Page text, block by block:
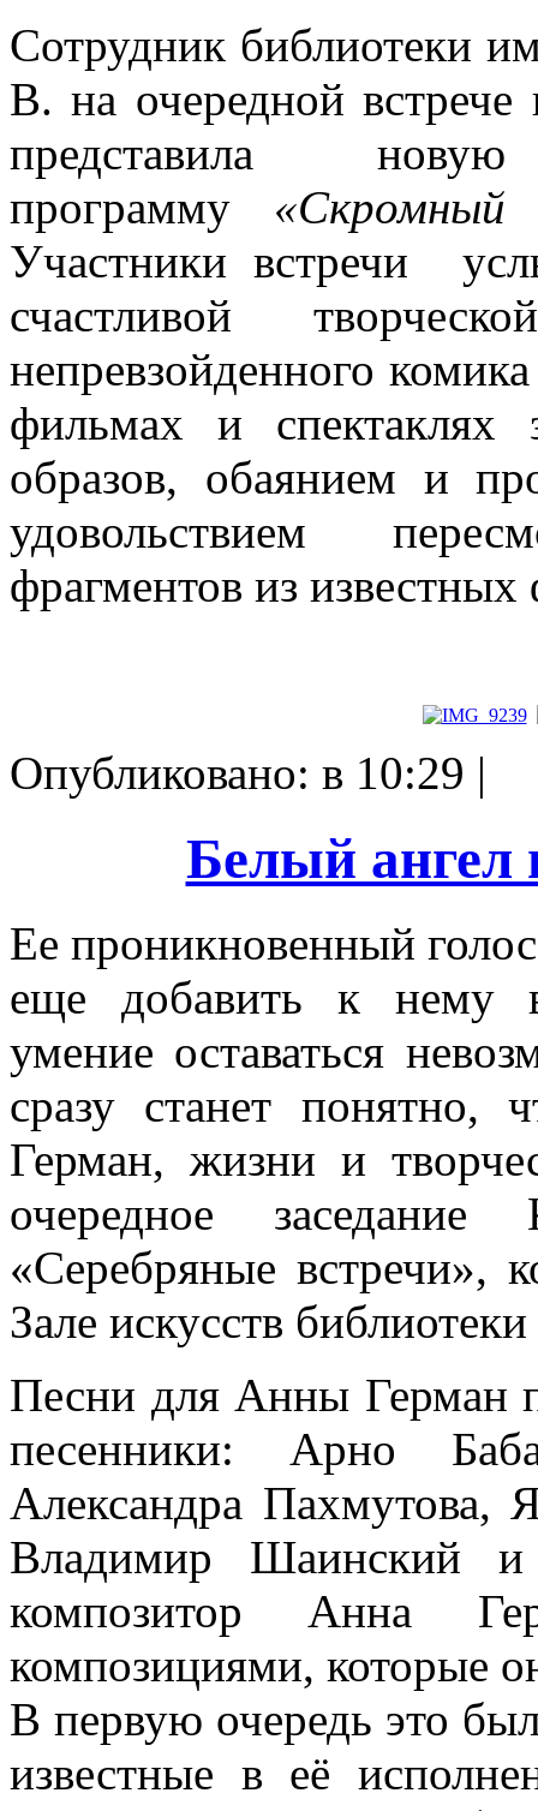
Сотрудник библиотеки
В. на очередной
представила новую
программу
Участники встречи
счастливой
непревзойденного
фильмах и спектаклях
образов, обаянием и
удовольствием
фрагментов из
Опубликовано: в 10:29 |
Белый ангел
Ее проникновенный
еще добавить к нему
умение оставаться
сразу станет
Герман, жизни и
очередное
«Серебряные встречи»,
Зале искусств
Песни для Анны Герман
песенники: Арно
Александра Пахмутова,
Владимир Шаинский и
композитор Анна
композициями, которые
В первую очередь это
известные в её